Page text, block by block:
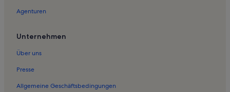
Agenturen
Unternehmen
Über uns
Presse
Allgemeine Geschäftsbedingungen